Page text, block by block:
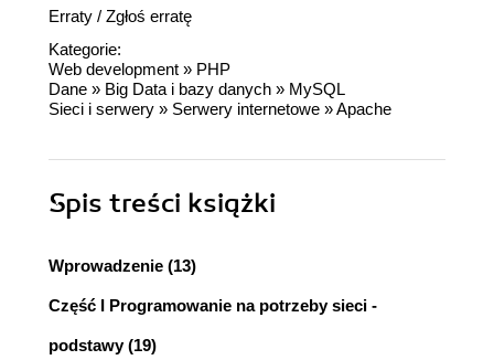
Erraty / Zgłoś erratę
Kategorie:
Web development » PHP
Dane » Big Data i bazy danych » MySQL
Sieci i serwery » Serwery internetowe »Apache
Spis treści książki
Wprowadzenie (13)
Część I Programowanie na potrzeby sieci -
podstawy (19)